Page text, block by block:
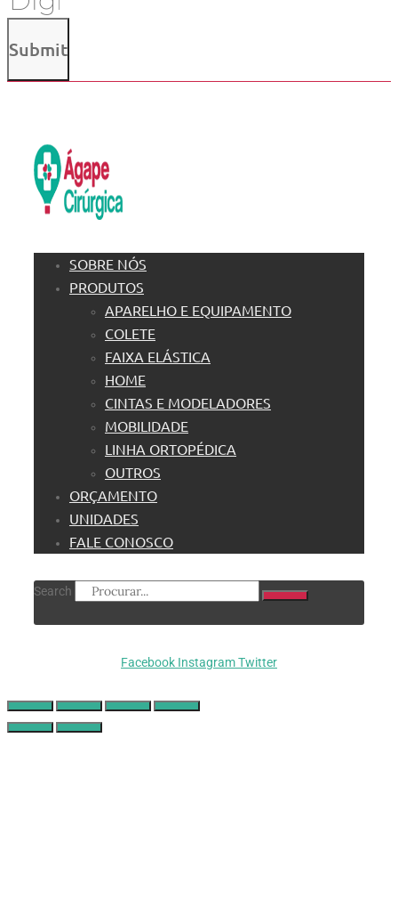
Submit
SOBRE NÓS
PRODUTOS
APARELHO E EQUIPAMENTO
COLETE
FAIXA ELÁSTICA
HOME
CINTAS E MODELADORES
MOBILIDADE
LINHA ORTOPÉDICA
OUTROS
ORÇAMENTO
UNIDADES
FALE CONOSCO
Search
Facebook InstagramTwitter